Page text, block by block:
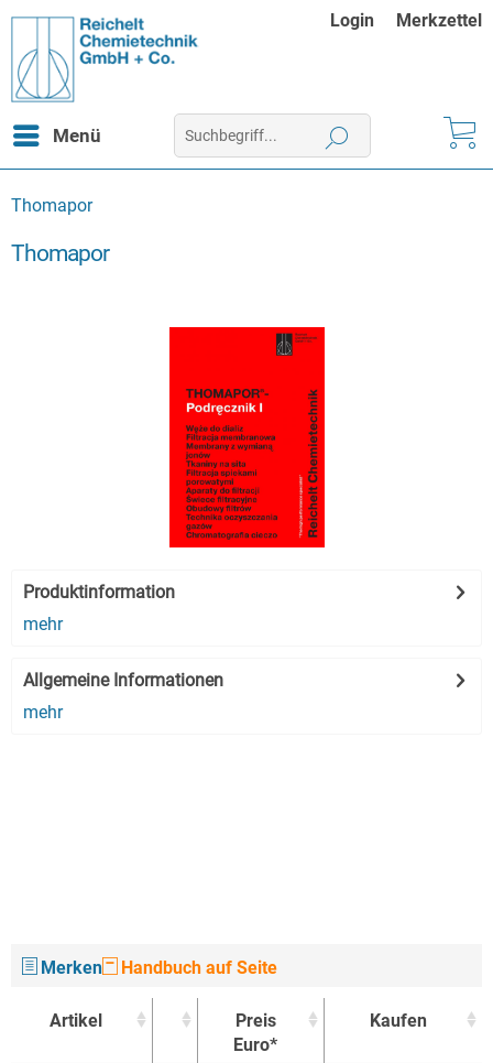
Login Merkzettel
Menü
Thomapor
Thomapor
Produktinformation
mehr
Allgemeine Informationen
mehr
Merken Handbuch auf Seite
Artikel
Preis
Euro*
Kaufen